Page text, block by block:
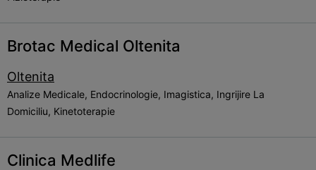
Brotac Medical Oltenita
Oltenita
Analize Medicale, Endocrinologie, Imagistica, Ingrijire La
Domiciliu, Kinetoterapie
Clinica Medlife